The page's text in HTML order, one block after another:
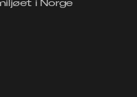
i Norge